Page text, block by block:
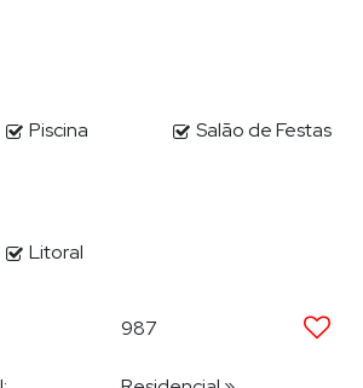
diversas comodidades para tornar
área para descanso e cozinha
ou locação de seu imóvel.
Piscina
Salão de Festas
Litoral
987